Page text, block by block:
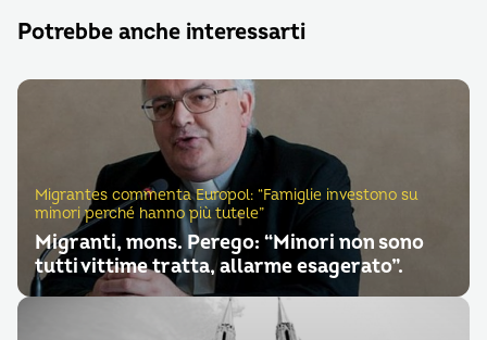
Potrebbe anche interessarti
Migrantes commenta Europol: “Famiglie investono su
minori perché hanno più tutele”
Migranti, mons. Perego: “Minori non sono
tutti vittime tratta, allarme esagerato”.